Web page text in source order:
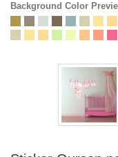
Background Color